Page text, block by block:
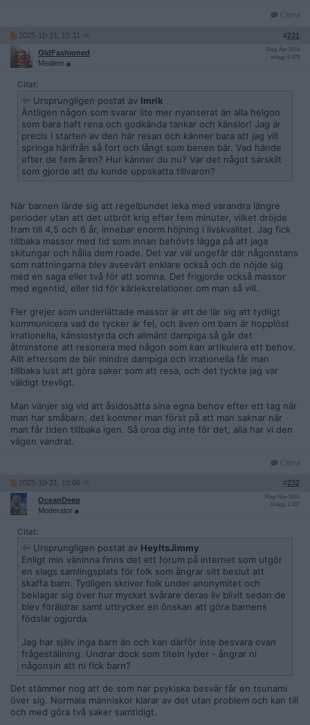
Citera
2025-10-31, 15:31 #231
OldFashioned
Medlem
Reg: Apr 2014
Inlägg: 6 479
Citat:
Ursprungligen postat av Imrik
Äntligen någon som svarar lite mer nyanserat än alla helgon
som bara haft rena och godkända tankar och känslor! Jag är
precis i starten av den här resan och känner bara att jag vill
springa härifrån så fort och långt som benen bär. Vad hände
efter de fem åren? Hur känner du nu? Var det något särskilt
som gjorde att du kunde uppskatta tillvaron?
När barnen lärde sig att regelbundet leka med varandra längre
perioder utan att det utbröt krig efter fem minuter, vilket dröjde
fram till 4,5 och 6 år, innebar enorm höjning i livskvalitet. Jag fick
tillbaka massor med tid som innan behövts lägga på att jaga
skitungar och hålla dem roade. Det var väl ungefär där någonstans
som nattningarna blev avsevärt enklare också och de nöjde sig
med en saga eller två för att somna. Det frigjorde också massor
med egentid, eller tid för kärleksrelationer om man så vill.
Fler grejer som underlättade massor är att de lär sig att tydligt
kommunicera vad de tycker är fel, och även om barn är hopplöst
irrationella, känslostyrda och allmänt dampiga så går det
åtminstone att resonera med någon som kan artikulera ett behov.
Allt eftersom de blir mindre dampiga och irrationella får man
tillbaka lust att göra saker som att resa, och det tyckte jag var
väldigt trevligt.
Man vänjer sig vid att åsidosätta sina egna behov efter ett tag när
man har småbarn, det kommer man först på att man saknar när
man får tiden tillbaka igen. Så oroa dig inte för det, alla har vi den
vägen vandrat.
Citera
2025-10-31, 19:06 #232
OceanDeep
Moderator
Reg: Nov 2015
Inlägg: 2 307
Citat:
Ursprungligen postat av HeyItsJimmy
Enligt min väninna finns det ett forum på internet som utgör
en slags samlingsplats för folk som ångrar sitt beslut att
skaffa barn. Tydligen skriver folk under anonymitet och
beklagar sig över hur mycket svårare deras liv blivit sedan de
blev föräldrar samt uttrycker en önskan att göra barnens
födslar ogjorda.
Jag har själv inga barn än och kan därför inte besvara ovan
frågeställning. Undrar dock som titeln lyder - ångrar ni
någonsin att ni fick barn?
Det stämmer nog att de som har psykiska besvär får en tsunami
över sig. Normala människor klarar av det utan problem och kan till
och med göra två saker samtidigt.